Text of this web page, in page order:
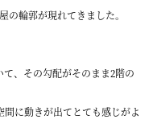
の輪郭が現れてきました。
て、その勾配がそのまま2階の
に動きが出てとても感じがよ